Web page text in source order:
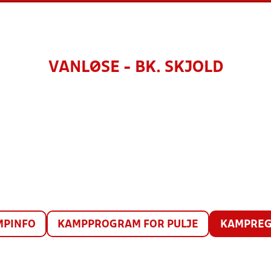
VANLØSE - BK. SKJOLD
KAMPPROGRAM FOR PULJE